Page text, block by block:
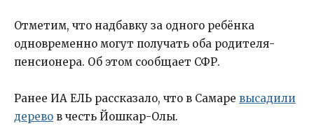
Отметим, что надбавку за одного ребёнка
одновременно могут получать оба родителя-
пенсионера. Об этом сообщает СФР.
Ранее ИА ЕЛЬ рассказало, что в Самаре высадили
дерево в честь Йошкар-Олы.